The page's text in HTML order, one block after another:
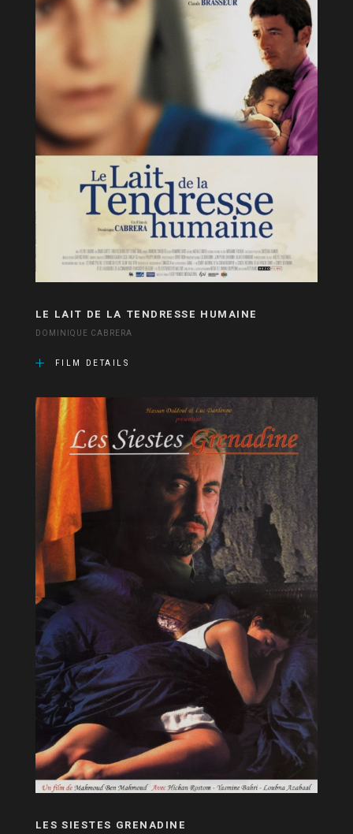
LE LAIT DE LA TENDRESSE HUMAINE
DOMINIQUE CABRERA
FILM DETAILS
LES SIESTES GRENADINE